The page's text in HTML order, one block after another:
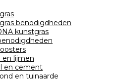
benodigdheden
kunstgras
en lijmen
en cement
en tuinaarde